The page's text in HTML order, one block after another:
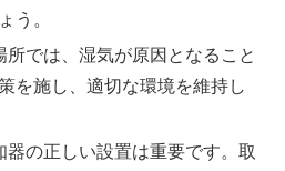
う。
所では、湿気が原因となること
を施し、適切な環境を維持し
器の正しい設置は重要です。取